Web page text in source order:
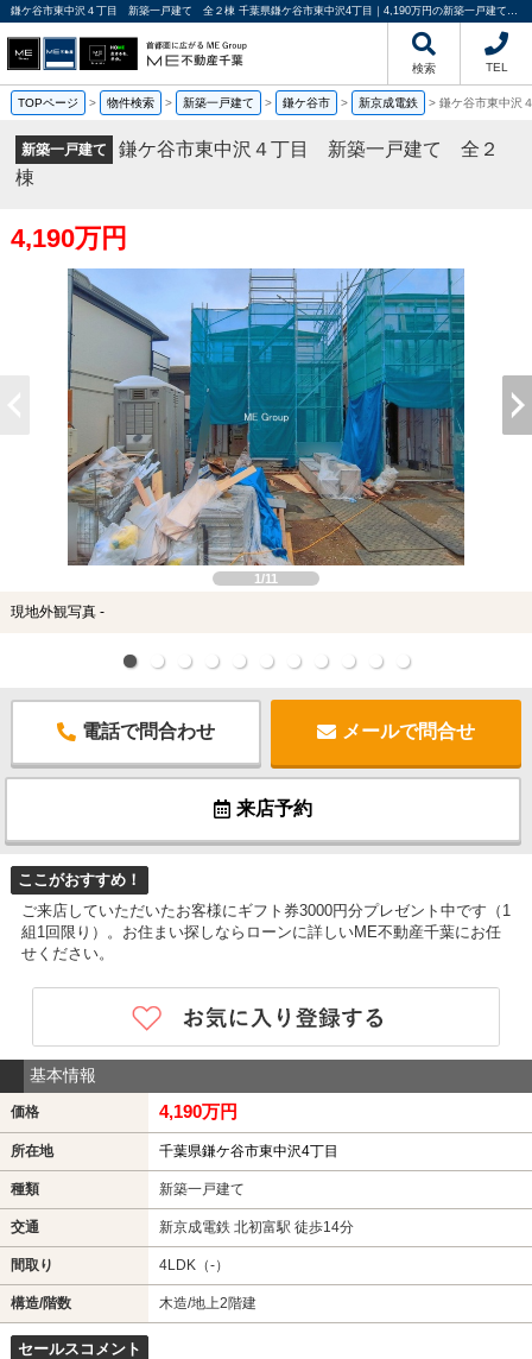
鎌ケ谷市東中沢４丁目 新築一戸建て 全２棟 千葉県鎌ケ谷市東中沢4丁目｜4,190万円の新築一戸建て｜分譲住宅や新築物件｜ME不動産千葉
検索 TEL
TOPページ > 物件検索 > 新築一戸建て > 鎌ケ谷市 > 新京成電鉄 > 鎌ケ谷市東中
新築一戸建て
鎌ケ谷市東中沢４丁目 新築一戸建て 全２
棟
4,190万円
1/11
現地外観写真 -
電話で問合わせ メールで問合せ
来店予約
ここがおすすめ！
ご来店していただいたお客様にギフト券3000円分プレゼント中です（1
組1回限り）。お住まい探しならローンに詳しいME不動産千葉にお任
せください。
基本情報
価格 4,190万円
所在地 千葉県鎌ケ谷市東中沢4丁目
種類 新築一戸建て
交通 新京成電鉄 北初富駅 徒歩14分
間取り 4LDK（-）
構造/階数 木造/地上2階建
セールスコメント